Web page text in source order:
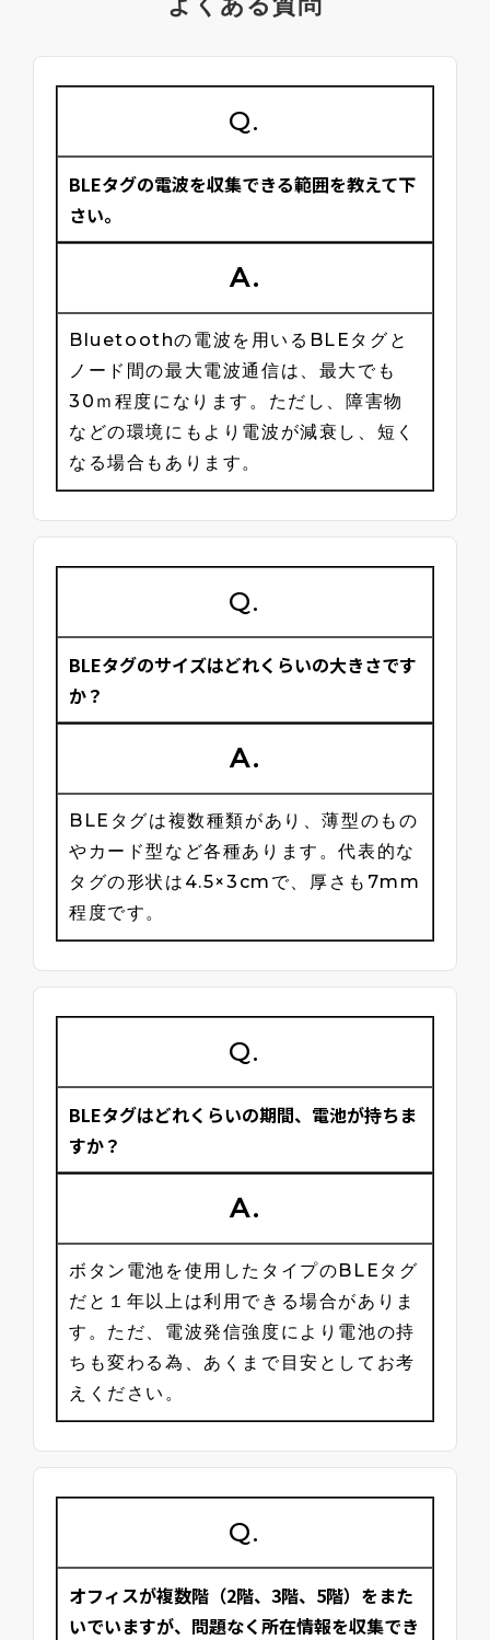
Q.
BLEタグの電波を収集できる範囲を教えて下
さい。
A.
Bluetoothの電波を用いるBLEタグと
ノード間の最大電波通信は、最大でも
30ｍ程度になります。ただし、障害物
などの環境にもより電波が減衰し、短く
なる場合もあります。
Q.
BLEタグのサイズはどれくらいの大きさです
か？
A.
BLEタグは複数種類があり、薄型のもの
やカード型など各種あります。代表的な
タグの形状は4.5×3cmで、厚さも7mm
程度です。
Q.
BLEタグはどれくらいの期間、電池が持ちま
すか？
A.
ボタン電池を使用したタイプのBLEタグ
だと１年以上は利用できる場合がありま
す。ただ、電波発信強度により電池の持
ちも変わる為、あくまで目安としてお考
えください。
Q.
オフィスが複数階（2階、3階、5階）をまた
いでいますが、問題なく所在情報を収集でき